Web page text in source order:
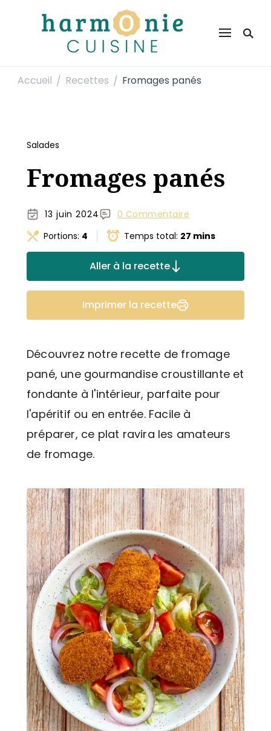
Harmonie Cuisine
Accueil / Recettes / Fromages panés
Salades
Fromages panés
13 juin 2024
0 Commentaire
Portions: 4 Temps total: 27 mins
Aller à la recette
Imprimer la recette
Découvrez notre recette de fromage
pané, une gourmandise croustillante et
fondante à l'intérieur, parfaite pour
l'apéritif ou en entrée. Facile à
préparer, ce plat ravira les amateurs
de fromage.